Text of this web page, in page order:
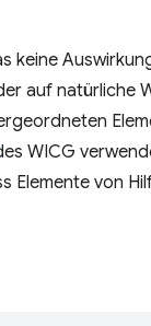
keine
auf natürliche
WICG
Elemente von